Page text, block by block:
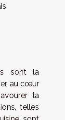
sont la
au cœur
la
telles